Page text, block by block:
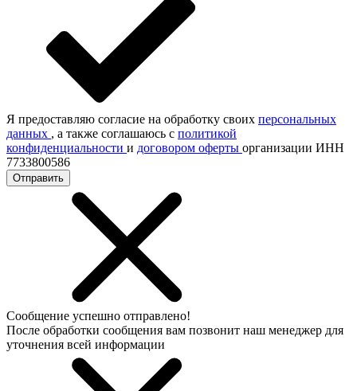
Я предоставляю согласие на обработку своих персональных
данных , а также соглашаюсь с политикой
конфиденциальности и договором оферты организации ИНН
7733800586
Отправить
Сообщение успешно отправлено!
После обработки сообщения вам позвонит наш менеджер для
уточнения всей информации